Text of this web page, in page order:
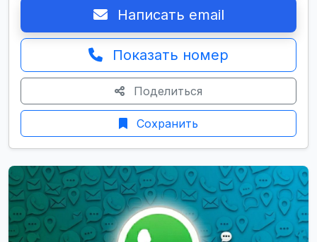
Написать email
Показать номер
Поделиться
Сохранить